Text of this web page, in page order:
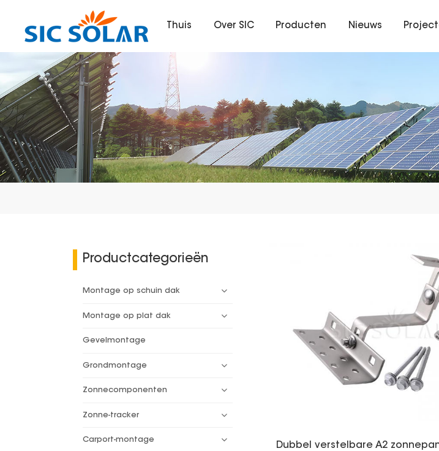
Thuis Over SIC Producten Nieuws
Productcategorieën
Montage op schuin dak
Montage op plat dak
Gevelmontage
Grondmontage
Zonnecomponenten
Zonne-tracker
Carport-montage
Dubbel verstelbare A2